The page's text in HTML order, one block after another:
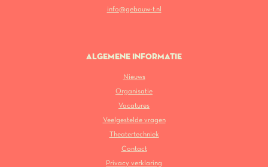
info@gebouw-t.nl
ALGEMENE INFORMATIE
Nieuws
Organisatie
Vacatures
Veelgestelde vragen
Theatertechniek
Contact
Privacy verklaring